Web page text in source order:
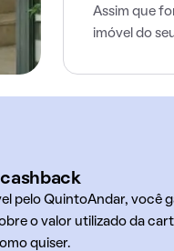
Assim que
imóvel do
cashback
pelo QuintoAndar, você
o valor utilizado da
quiser.